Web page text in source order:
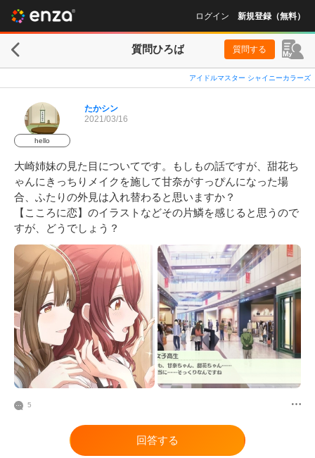
ログイン 新規登録（無料）
質問ひろば 質問する
アイドルマスター シャイニーカラーズ
hello
たかシン
2021/03/16
大崎姉妹の見た目についてです。もしもの話ですが、甜花ち
ゃんにきっちりメイクを施して甘奈がすっぴんになった場
合、ふたりの外見は入れ替わると思いますか？
【こころに恋】のイラストなどその片鱗を感じると思うので
すが、どうでしょう？
5
回答する